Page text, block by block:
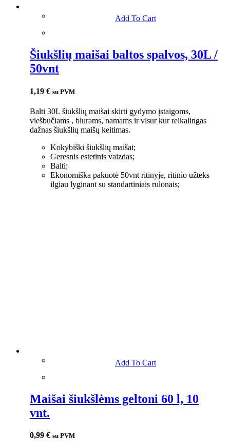
Add To Cart
Šiukšlių maišai baltos spalvos, 30L /
50vnt
1,19 € su PVM
Balti 30L šiukšlių maišai skirti gydymo įstaigoms,
viešbučiams , biurams, namams ir visur kur reikalingas
dažnas šiukšlių maišų keitimas.
Kokybiški šiukšlių maišai;
Geresnis estetinis vaizdas;
Balti;
Ekonomiška pakuotė 50vnt ritinyje, ritinio užteks
ilgiau lyginant su standartiniais rulonais;
Add To Cart
Maišai šiukšlėms geltoni 60 l, 10
vnt.
0,99 € su PVM